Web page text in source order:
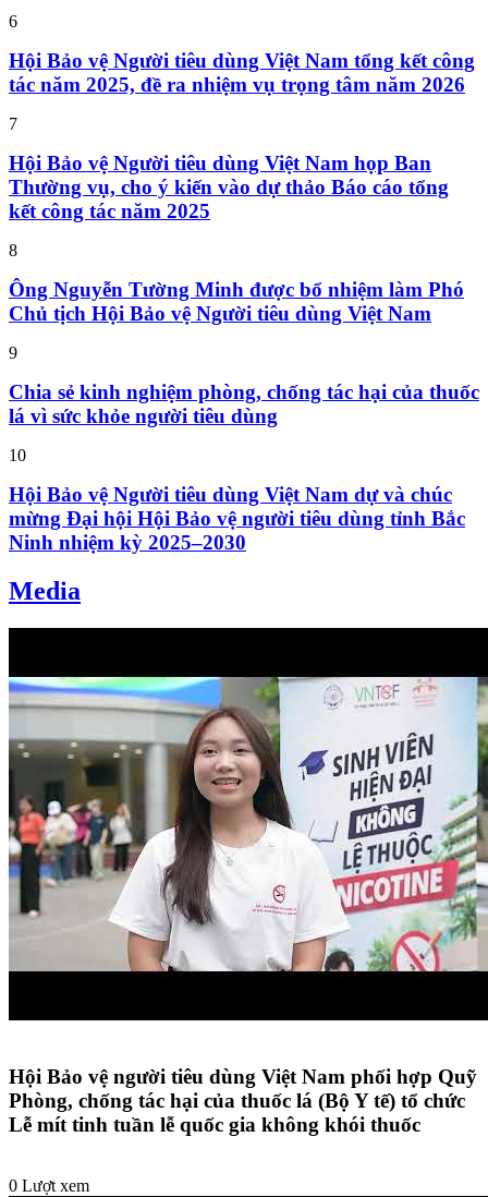
6
Hội Bảo vệ Người tiêu dùng Việt Nam tổng kết công
tác năm 2025, đề ra nhiệm vụ trọng tâm năm 2026
7
Hội Bảo vệ Người tiêu dùng Việt Nam họp Ban
Thường vụ, cho ý kiến vào dự thảo Báo cáo tổng
kết công tác năm 2025
8
Ông Nguyễn Tường Minh được bổ nhiệm làm Phó
Chủ tịch Hội Bảo vệ Người tiêu dùng Việt Nam
9
Chia sẻ kinh nghiệm phòng, chống tác hại của thuốc
lá vì sức khỏe người tiêu dùng
10
Hội Bảo vệ Người tiêu dùng Việt Nam dự và chúc
mừng Đại hội Hội Bảo vệ người tiêu dùng tỉnh Bắc
Ninh nhiệm kỳ 2025–2030
Media
Hội Bảo vệ người tiêu dùng Việt Nam phối hợp Quỹ
Phòng, chống tác hại của thuốc lá (Bộ Y tế) tổ chức
Lễ mít tinh tuần lễ quốc gia không khói thuốc
0 Lượt xem